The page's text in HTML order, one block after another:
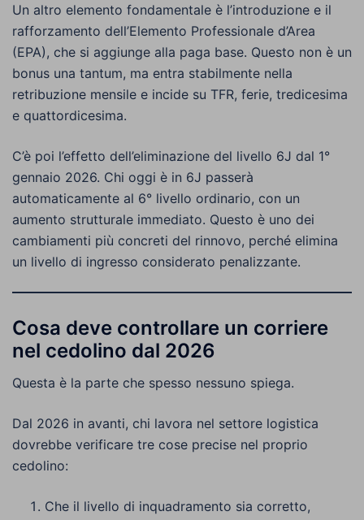
Un altro elemento fondamentale è l’introduzione e il
rafforzamento dell’Elemento Professionale d’Area
(EPA), che si aggiunge alla paga base. Questo non è un
bonus una tantum, ma entra stabilmente nella
retribuzione mensile e incide su TFR, ferie, tredicesima
e quattordicesima.
C’è poi l’effetto dell’eliminazione del livello 6J dal 1°
gennaio 2026. Chi oggi è in 6J passerà
automaticamente al 6° livello ordinario, con un
aumento strutturale immediato. Questo è uno dei
cambiamenti più concreti del rinnovo, perché elimina
un livello di ingresso considerato penalizzante.
Cosa deve controllare un corriere
nel cedolino dal 2026
Questa è la parte che spesso nessuno spiega.
Dal 2026 in avanti, chi lavora nel settore logistica
dovrebbe verificare tre cose precise nel proprio
cedolino:
Che il livello di inquadramento sia corretto,